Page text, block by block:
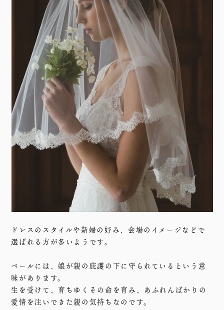
ドレスのスタイルや新婦の好み、会場のイメージなどで
選ばれる方が多いようです。
ベールには、娘が親の庇護の下に守られているという意
味があります。
生を受けて、育ちゆくその命を育み、あふれんばかりの
愛情を注いできた親の気持ちなのです。